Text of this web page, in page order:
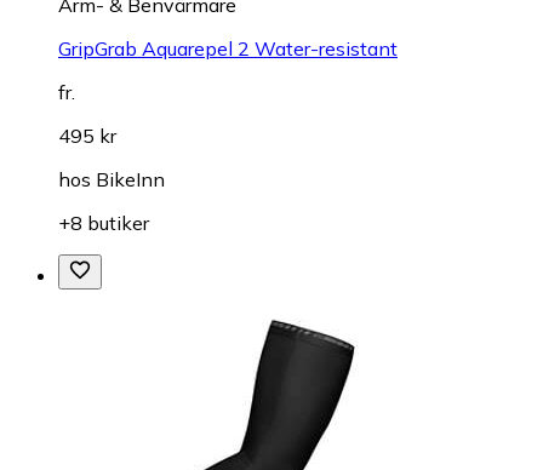
Arm- & Benvärmare
GripGrab Aquarepel 2 Water-resistant
fr.
495 kr
hos BikeInn
+8 butiker